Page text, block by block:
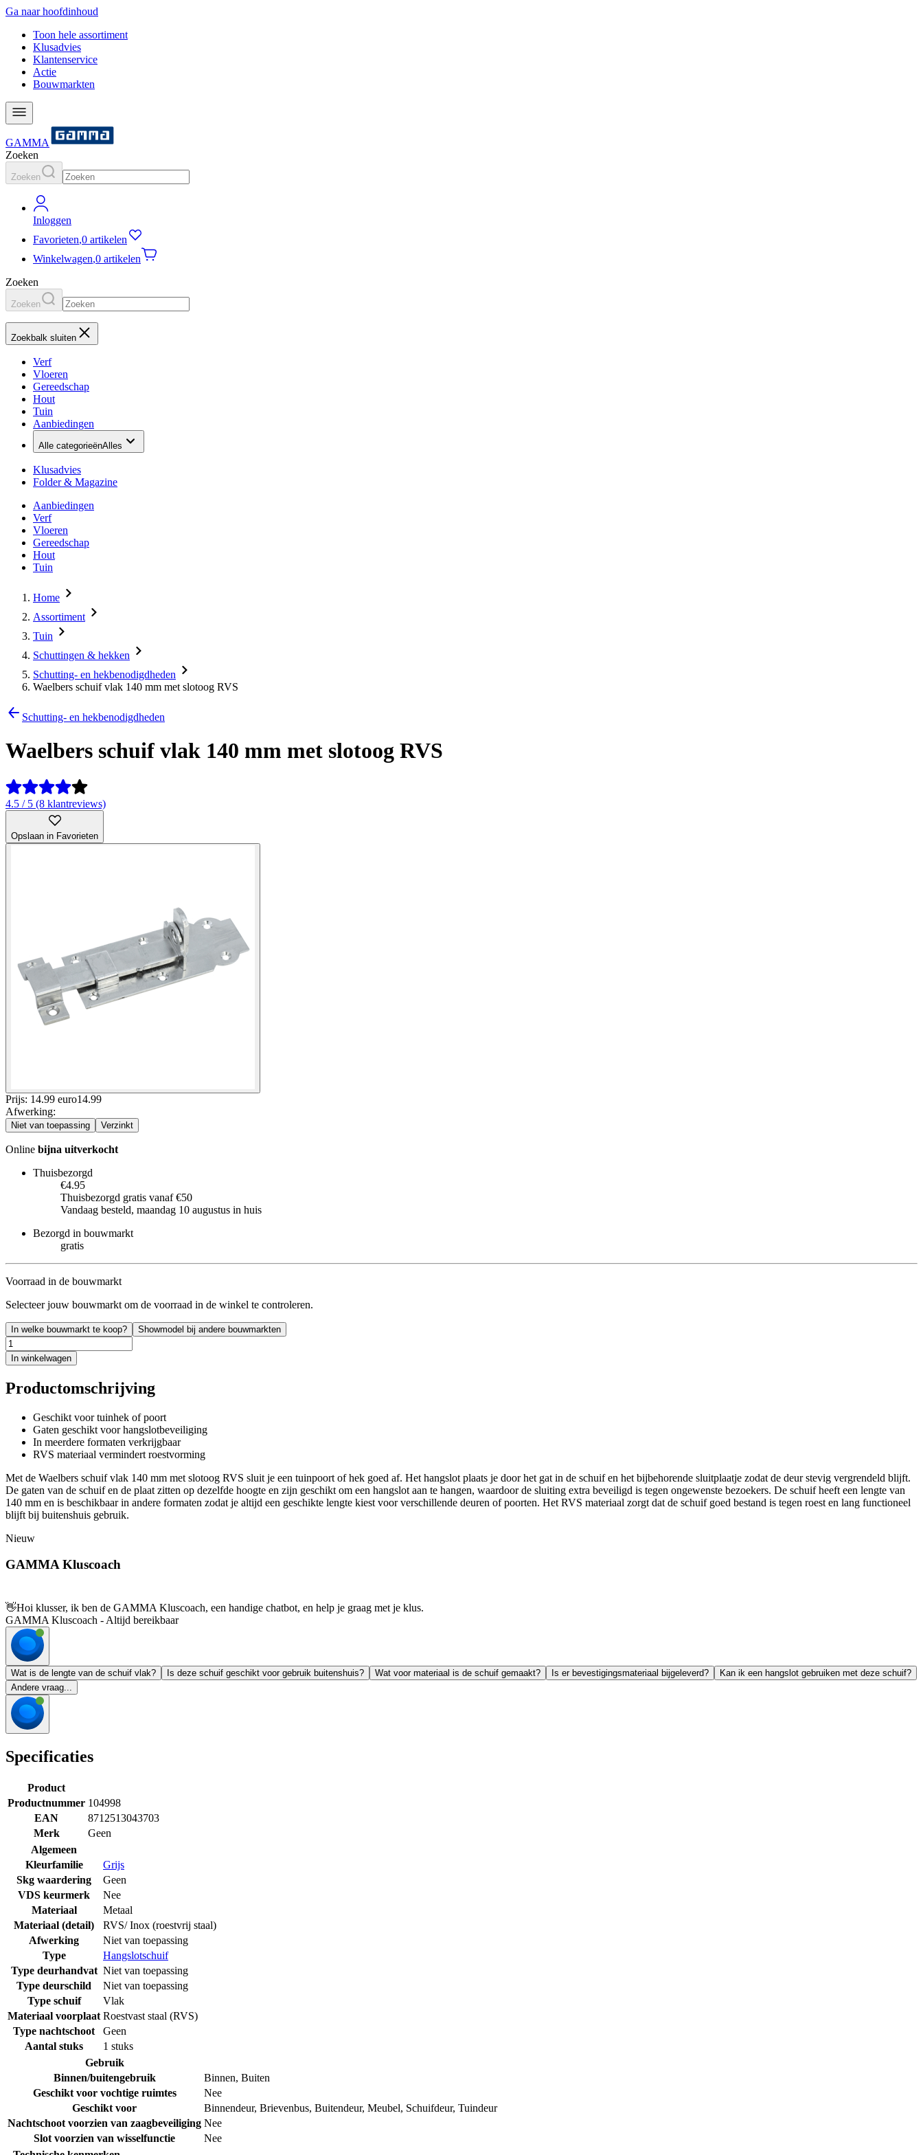
Ga naar hoofdinhoud
Toon hele assortiment
Klusadvies
Klantenservice
Actie
Bouwmarkten
GAMMA
Zoeken
Zoeken
Inloggen
Favorieten,0 artikelen
Winkelwagen,0 artikelen
Zoeken
Zoeken
Zoekbalk sluiten
Verf
Vloeren
Gereedschap
Hout
Tuin
Aanbiedingen
Alle categorieënAlles
Klusadvies
Folder & Magazine
Aanbiedingen
Verf
Vloeren
Gereedschap
Hout
Tuin
Home
Assortiment
Tuin
Schuttingen & hekken
Schutting- en hekbenodigdheden
Waelbers schuif vlak 140 mm met slotoog RVS
Schutting- en hekbenodigdheden
Waelbers schuif vlak 140 mm met slotoog RVS
4.5 / 5 (8 klantreviews)
Opslaan in Favorieten
Prijs: 14.99 euro14.99
Afwerking:
Niet van toepassing Verzinkt
Online bijna uitverkocht
Thuisbezorgd
€4.95
Thuisbezorgd gratis vanaf €50
Vandaag besteld, maandag 10 augustus in huis
Bezorgd in bouwmarkt
gratis
Voorraad in de bouwmarkt
Selecteer jouw bouwmarkt om de voorraad in de winkel te controleren.
In welke bouwmarkt te koop? Showmodel bij andere bouwmarkten
In winkelwagen
Productomschrijving
Geschikt voor tuinhek of poort
Gaten geschikt voor hangslotbeveiliging
In meerdere formaten verkrijgbaar
RVS materiaal vermindert roestvorming
Met de Waelbers schuif vlak 140 mm met slotoog RVS sluit je een tuinpoort of hek goed af. Het hangslot plaats je door het gat in de schuif en het bijbehorende sluitplaatje zodat de deur stevig vergrendeld blijft.
De gaten van de schuif en de plaat zitten op dezelfde hoogte en zijn geschikt om een hangslot aan te hangen, waardoor de sluiting extra beveiligd is tegen ongewenste bezoekers. De schuif heeft een lengte van
140 mm en is beschikbaar in andere formaten zodat je altijd een geschikte lengte kiest voor verschillende deuren of poorten. Het RVS materiaal zorgt dat de schuif goed bestand is tegen roest en lang functioneel
blijft bij buitenshuis gebruik.
Nieuw
GAMMA Kluscoach
👋Hoi klusser, ik ben de GAMMA Kluscoach, een handige chatbot, en help je graag met je klus.
GAMMA Kluscoach - Altijd bereikbaar
Wat is de lengte van de schuif vlak? Is deze schuif geschikt voor gebruik buitenshuis? Wat voor materiaal is de schuif gemaakt? Is er bevestigingsmateriaal bijgeleverd?
Kan ik een hangslot gebruiken met deze schuif?
Andere vraag...
Specificaties
Product
Productnummer 104998
EAN
8712513043703
Merk
Geen
Algemeen
Kleurfamilie
Grijs
Skg waardering
Geen
VDS keurmerk
Nee
Materiaal
Metaal
Materiaal (detail)
RVS/ Inox (roestvrij staal)
Afwerking
Niet van toepassing
Type
Hangslotschuif
Type deurhandvat Niet van toepassing
Type deurschild
Niet van toepassing
Type schuif
Vlak
Materiaal voorplaat Roestvast staal (RVS)
Type nachtschoot
Geen
Aantal stuks
1 stuks
Gebruik
Binnen/buitengebruik
Binnen, Buiten
Geschikt voor vochtige ruimtes
Nee
Geschikt voor
Binnendeur, Brievenbus, Buitendeur, Meubel, Schuifdeur, Tuindeur
Nachtschoot voorzien van zaagbeveiliging Nee
Slot voorzien van wisselfunctie
Nee